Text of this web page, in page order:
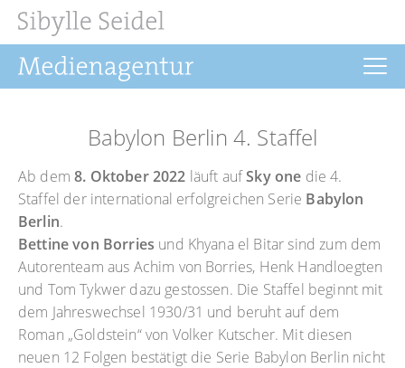
Aktuelles
Drehbuch
Filmrechte
Buchprojekte
Über uns
Babylon Berlin 4. Staffel
Ab dem8. Oktober 2022 läuft aufSky one die 4.
Staffel der international erfolgreichen Serie Babylon
Berlin.
Bettine von Borries und Khyana el Bitar sind zum dem
Autorenteam aus Achim von Borries, Henk Handloegten
und Tom Tykwer dazu gestossen. Die Staffel beginnt mit
dem Jahreswechsel 1930/31 und beruht auf dem
Roman „Goldstein“ von Volker Kutscher. Mit diesen
neuen 12 Folgen bestätigt die Serie Babylon Berlin nicht